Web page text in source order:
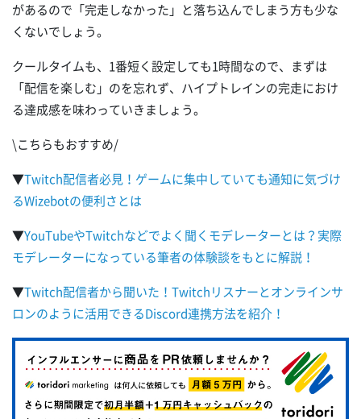
があるので「完走しなかった」と落ち込んでしまう方も少な
くないでしょう。
クールタイムも、1番短く設定しても1時間なので、まずは
「配信を楽しむ」のを忘れず、ハイプトレインの完走におけ
る達成感を味わっていきましょう。
\こちらもおすすめ/
▼Twitch配信者必見！ゲームに集中していても通知に気づけ
るWizebotの便利さとは
▼YouTubeやTwitchなどでよく聞くモデレーターとは？実際
モデレーターになっている筆者の体験談をもとに解説！
▼Twitch配信者から聞いた！Twitchリスナーとオンラインサ
ロンのように活用できるDiscord連携方法を紹介！